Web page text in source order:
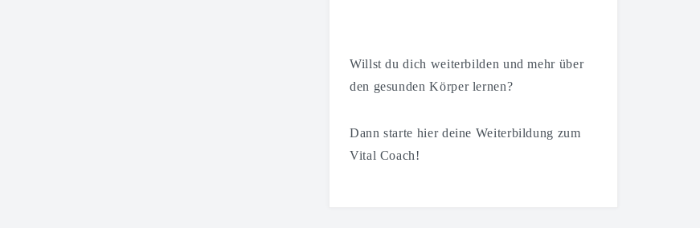
Willst du dich weiterbilden und mehr über
den gesunden Körper lernen?
Dann starte hier deine Weiterbildung zum
Vital Coach!